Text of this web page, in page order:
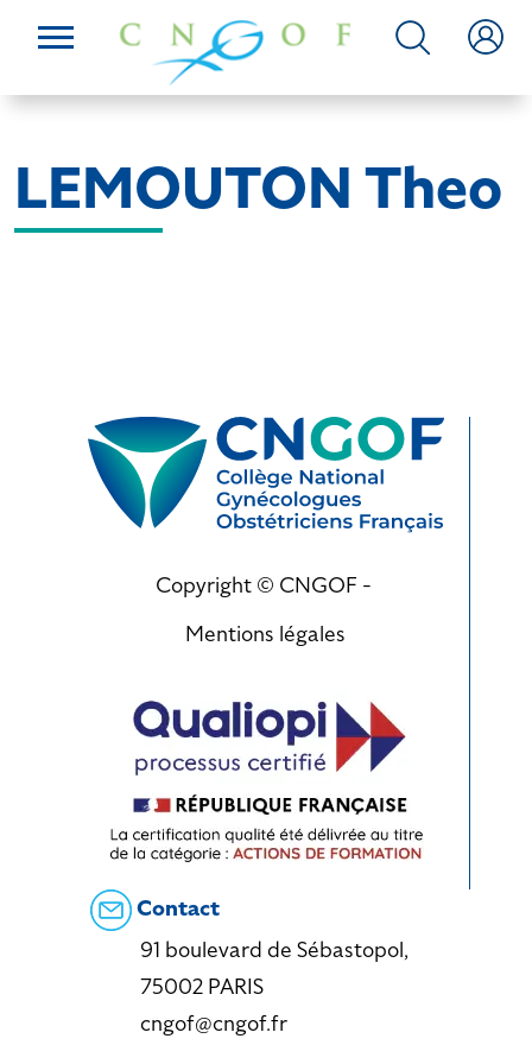
LEMOUTON Theo
Copyright © CNGOF -
Mentions légales
Contact
91 boulevard de Sébastopol,
75002 PARIS
cngof@cngof.fr